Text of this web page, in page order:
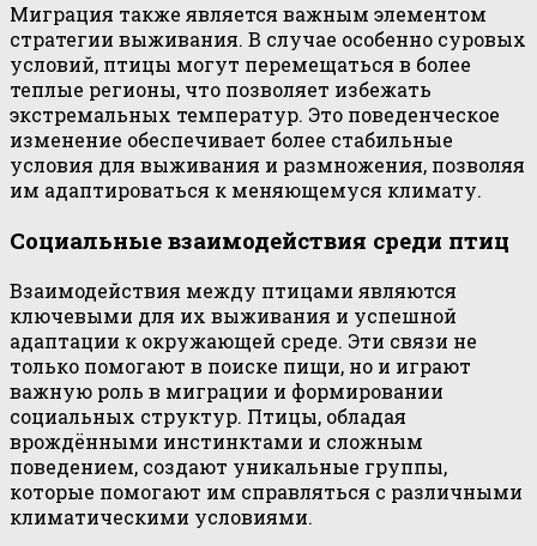
Миграция также является важным элементом
стратегии выживания. В случае особенно суровых
условий, птицы могут перемещаться в более
теплые регионы, что позволяет избежать
экстремальных температур. Это поведенческое
изменение обеспечивает более стабильные
условия для выживания и размножения, позволяя
им адаптироваться к меняющемуся климату.
Социальные взаимодействия среди птиц
Взаимодействия между птицами являются
ключевыми для их выживания и успешной
адаптации к окружающей среде. Эти связи не
только помогают в поиске пищи, но и играют
важную роль в миграции и формировании
социальных структур. Птицы, обладая
врождёнными инстинктами и сложным
поведением, создают уникальные группы,
которые помогают им справляться с различными
климатическими условиями.